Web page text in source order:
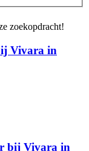
zoekopdracht!
Vivara in
bij Vivara in